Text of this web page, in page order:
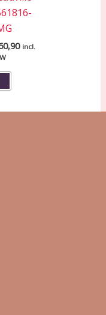
incl.